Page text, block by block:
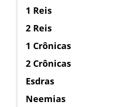
1 Reis
2 Reis
1 Crônicas
2 Crônicas
Esdras
Neemias